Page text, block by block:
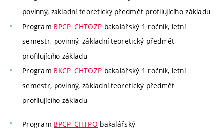
povinný, základní teoretický předmět profilujícího základu
Program BPCP_CHTOZP bakalářský 1 ročník, letní
semestr, povinný, základní teoretický předmět
profilujícího základu
Program BKCP_CHTOZP bakalářský 1 ročník, letní
semestr, povinný, základní teoretický předmět
profilujícího základu
Program BPCP_CHTPO bakalářský